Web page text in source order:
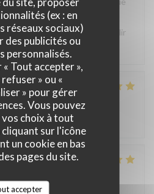
(ex : en
réseaux sociaux)
des publicités ou
personnalisés.
Tout accepter »,
» ou «
» pour gérer
Vous pouvez
choix à tout
sur l'icône
un cookie en bas
pages du site.
accepter
à la réussite de votre repas
heureux de vous accueillir
Lilas ✨
4
Cuisine:5/5 Qualité / Prix
Cuisine:5